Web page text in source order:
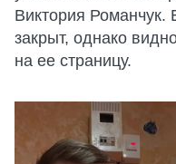
Виктория Романчук.
закрыт, однако
на ее страницу.